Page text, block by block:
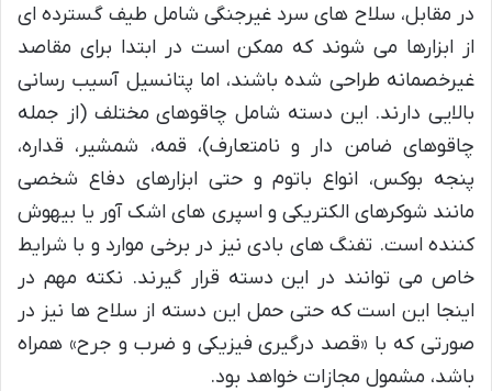
در مقابل، سلاح های سرد غیرجنگی شامل طیف گسترده ای
از ابزارها می شوند که ممکن است در ابتدا برای مقاصد
غیرخصمانه طراحی شده باشند، اما پتانسیل آسیب رسانی
بالایی دارند. این دسته شامل چاقوهای مختلف (از جمله
چاقوهای ضامن دار و نامتعارف)، قمه، شمشیر، قداره،
پنجه بوکس، انواع باتوم و حتی ابزارهای دفاع شخصی
مانند شوکرهای الکتریکی و اسپری های اشک آور یا بیهوش
کننده است. تفنگ های بادی نیز در برخی موارد و با شرایط
خاص می توانند در این دسته قرار گیرند. نکته مهم در
اینجا این است که حتی حمل این دسته از سلاح ها نیز در
صورتی که با «قصد درگیری فیزیکی و ضرب و جرح» همراه
باشد، مشمول مجازات خواهد بود.